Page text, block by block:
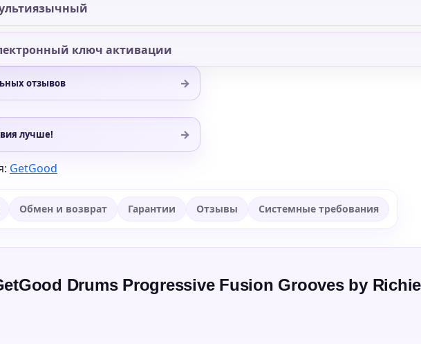
ключ активации
отзывов →
лучше! →
GetGood
Обмен и возврат Гарантии Отзывы Системные требования
Drums Progressive Fusion Grooves by Richie